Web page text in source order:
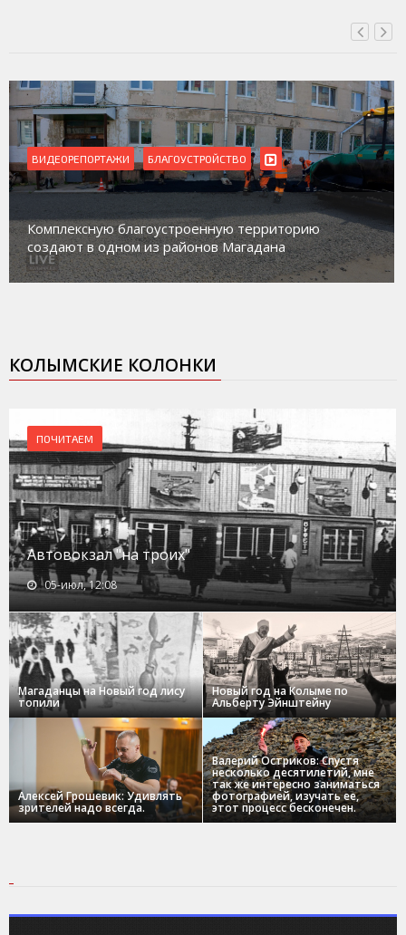
ВИДЕОРЕПОРТАЖИ БЛАГОУСТРОЙСТВО
Комплексную благоустроенную территорию
создают в одном из районов Магадана
КОЛЫМСКИЕ КОЛОНКИ
ПОЧИТАЕМ
Автовокзал "на троих"
05-июл, 12:08
Магаданцы на Новый год лису
топили
Новый год на Колыме по
Альберту Эйнштейну
Алексей Грошевик: Удивлять
зрителей надо всегда.
Валерий Остриков: Спустя
несколько десятилетий, мне
так же интересно заниматься
фотографией, изучать ее,
этот процесс бесконечен.